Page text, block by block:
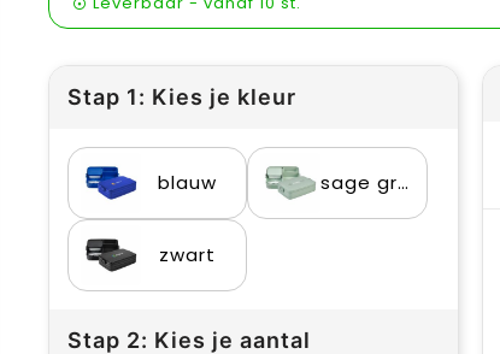
Stap 1: Kies je kleur
blauw sage green
zwart
Stap 2: Kies je aantal